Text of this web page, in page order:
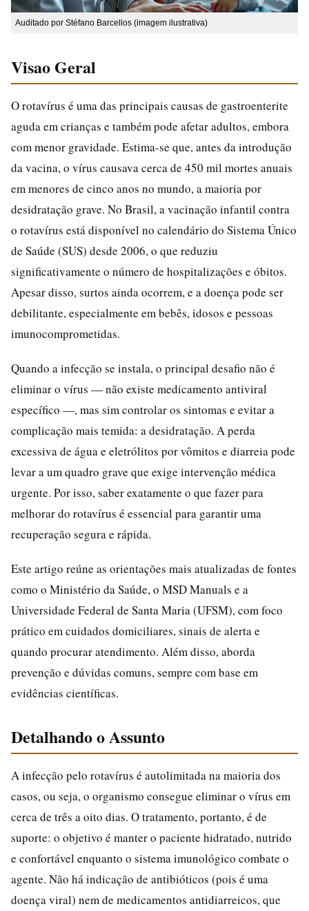
Auditado por Stéfano Barcellos (imagem ilustrativa)
Visao Geral
O rotavírus é uma das principais causas de gastroenterite
aguda em crianças e também pode afetar adultos, embora
com menor gravidade. Estima-se que, antes da introdução
da vacina, o vírus causava cerca de 450 mil mortes anuais
em menores de cinco anos no mundo, a maioria por
desidratação grave. No Brasil, a vacinação infantil contra
o rotavírus está disponível no calendário do Sistema Único
de Saúde (SUS) desde 2006, o que reduziu
significativamente o número de hospitalizações e óbitos.
Apesar disso, surtos ainda ocorrem, e a doença pode ser
debilitante, especialmente em bebês, idosos e pessoas
imunocomprometidas.
Quando a infecção se instala, o principal desafio não é
eliminar o vírus — não existe medicamento antiviral
específico —, mas sim controlar os sintomas e evitar a
complicação mais temida: a desidratação. A perda
excessiva de água e eletrólitos por vômitos e diarreia pode
levar a um quadro grave que exige intervenção médica
urgente. Por isso, saber exatamente o que fazer para
melhorar do rotavírus é essencial para garantir uma
recuperação segura e rápida.
Este artigo reúne as orientações mais atualizadas de fontes
como o Ministério da Saúde, o MSD Manuals e a
Universidade Federal de Santa Maria (UFSM), com foco
prático em cuidados domiciliares, sinais de alerta e
quando procurar atendimento. Além disso, aborda
prevenção e dúvidas comuns, sempre com base em
evidências científicas.
Detalhando o Assunto
A infecção pelo rotavírus é autolimitada na maioria dos
casos, ou seja, o organismo consegue eliminar o vírus em
cerca de três a oito dias. O tratamento, portanto, é de
suporte: o objetivo é manter o paciente hidratado, nutrido
e confortável enquanto o sistema imunológico combate o
agente. Não há indicação de antibióticos (pois é uma
doença viral) nem de medicamentos antidiarreicos, que